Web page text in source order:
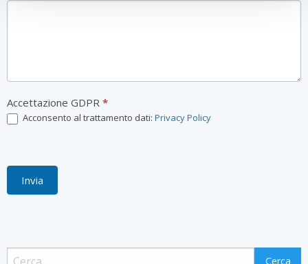
Accettazione GDPR *
Acconsento al trattamento dati: Privacy Policy
Invia